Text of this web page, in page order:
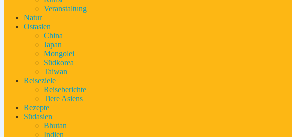
Veranstaltung
Natur
Ostasien
China
Japan
Mongolei
Südkorea
Taiwan
Reiseziele
Reiseberichte
Tiere Asiens
Rezepte
Südasien
Bhutan
Indien